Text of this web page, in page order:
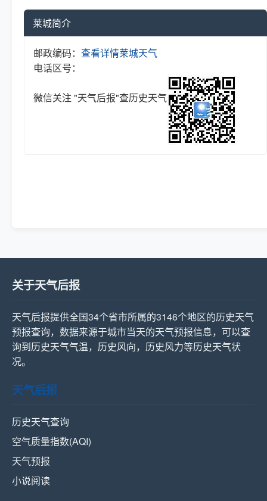
莱城简介
邮政编码：
电话区号：
查看详情莱城天气
微信关注 "天气后报"查历史天气
关于天气后报
天气后报提供全国34个省市所属的3146个地区的历史天气
预报查询，数据来源于城市当天的天气预报信息，可以查
询到历史天气气温，历史风向，历史风力等历史天气状
况。
天气后报
历史天气查询
空气质量指数(AQI)
天气预报
小说阅读